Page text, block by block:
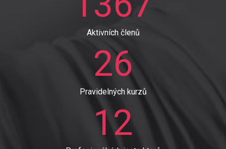
Aktivních členů
26
Pravidelných kurzů
12